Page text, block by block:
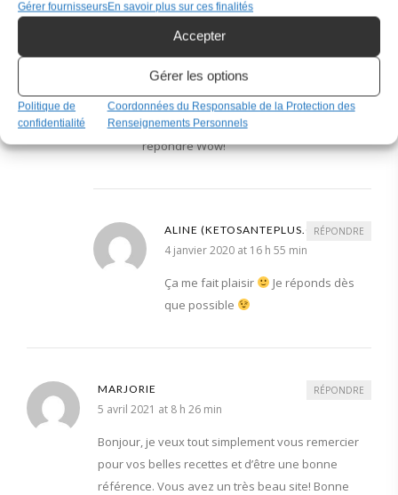
Gérer fournisseursEn savoir plus sur ces finalités
Accepter
Gérer les options
Politique de
confidentialité
Coordonnées du Responsable de la Protection des
Renseignements Personnels
MICHELINE
Merci! Vous ne perdez pas de temps à
répondre Wow!
ALINE (KETOSANTEPLUS.COM)
4 janvier 2020 at 16 h 55 min
Ça me fait plaisir
Je réponds dès
que possible
RÉPONDRE
MARJORIE
5 avril 2021 at 8 h 26 min
Bonjour, je veux tout simplement vous remercier
pour vos belles recettes et d’être une bonne
référence. Vous avez un très beau site! Bonne
RÉPONDRE